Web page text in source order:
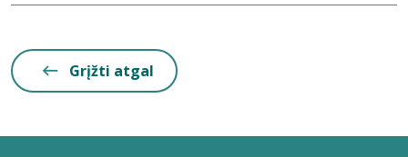
Grįžti atgal